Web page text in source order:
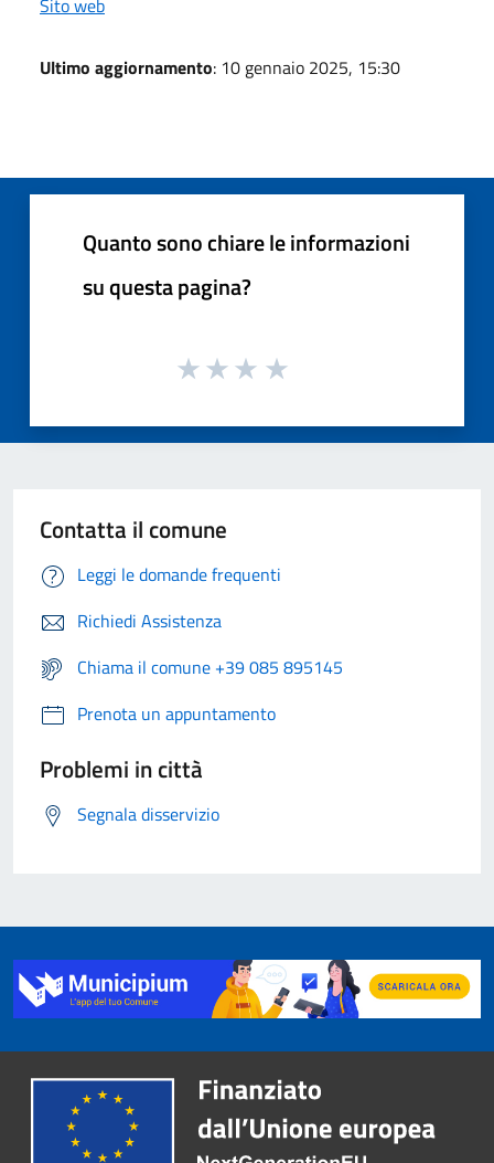
Ultimo aggiornamento: 10 gennaio 2025, 15:30
Quanto sono chiare le informazioni
su questa pagina?
Contatta il comune
Leggi le domande frequenti
Richiedi Assistenza
Chiama il comune +39 085 895145
Prenota un appuntamento
Problemi in città
Segnala disservizio